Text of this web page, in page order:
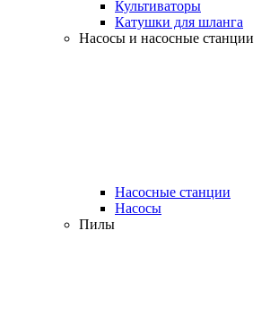
Культиваторы
Катушки для шланга
Насосы и насосные станции
Насосные станции
Насосы
Пилы